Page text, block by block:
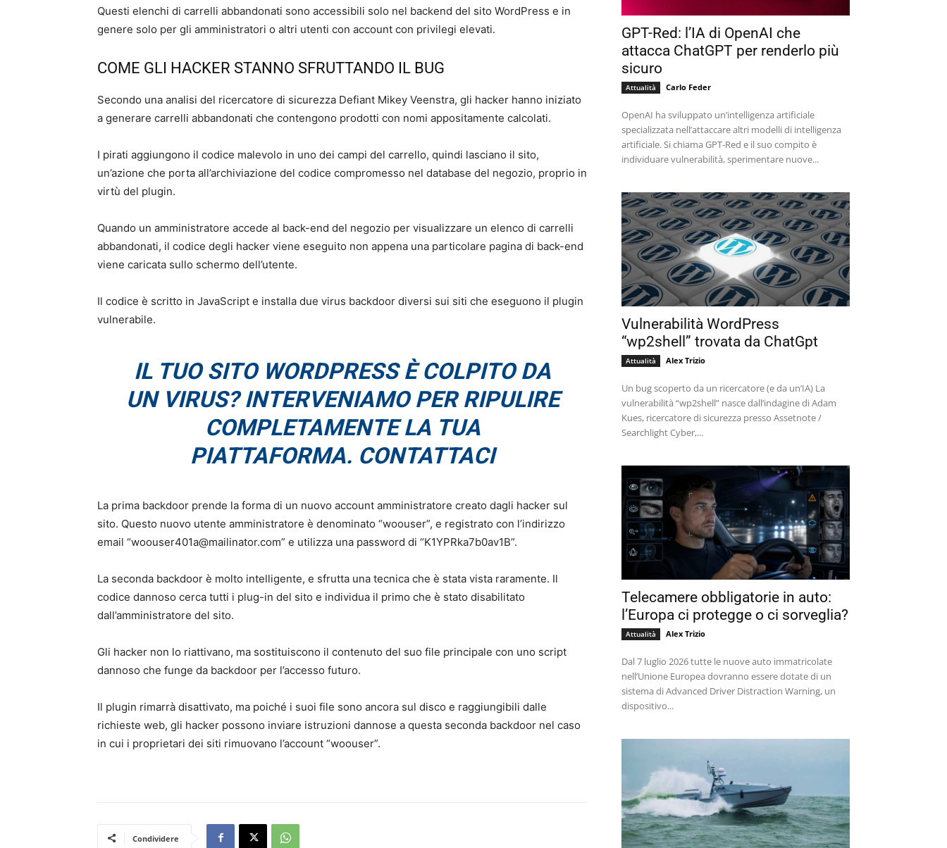
Questi elenchi di carrelli abbandonati sono accessibili solo nel backend del sito WordPress e in
genere solo per gli amministratori o altri utenti con account con privilegi elevati.
COME GLI HACKER STANNO SFRUTTANDO IL BUG
Secondo una analisi del ricercatore di sicurezza Defiant Mikey Veenstra, gli hacker hanno iniziato
a generare carrelli abbandonati che contengono prodotti con nomi appositamente calcolati.
I pirati aggiungono il codice malevolo in uno dei campi del carrello, quindi lasciano il sito,
un’azione che porta all’archiviazione del codice compromesso nel database del negozio, proprio in
virtù del plugin.
Quando un amministratore accede al back-end del negozio per visualizzare un elenco di carrelli
abbandonati, il codice degli hacker viene eseguito non appena una particolare pagina di back-end
viene caricata sullo schermo dell’utente.
Il codice è scritto in JavaScript e installa due virus backdoor diversi sui siti che eseguono il plugin
vulnerabile.
IL TUO SITO WORDPRESS È COLPITO DA
UN VIRUS? INTERVENIAMO PER RIPULIRE
COMPLETAMENTE LA TUA
PIATTAFORMA. CONTATTACI
La prima backdoor prende la forma di un nuovo account amministratore creato dagli hacker sul
sito. Questo nuovo utente amministratore è denominato “woouser”, e registrato con l’indirizzo
email “woouser401a@mailinator.com” e utilizza una password di “K1YPRka7b0av1B”.
La seconda backdoor è molto intelligente, e sfrutta una tecnica che è stata vista raramente. Il
codice dannoso cerca tutti i plug-in del sito e individua il primo che è stato disabilitato
dall’amministratore del sito.
Gli hacker non lo riattivano, ma sostituiscono il contenuto del suo file principale con uno script
dannoso che funge da backdoor per l’accesso futuro.
Il plugin rimarrà disattivato, ma poiché i suoi file sono ancora sul disco e raggiungibili dalle
richieste web, gli hacker possono inviare istruzioni dannose a questa seconda backdoor nel caso
in cui i proprietari dei siti rimuovano l’account “woouser”.
Condividere
GPT-Red: l’IA di OpenAI che
attacca ChatGPT per renderlo più
sicuro
Attualità Carlo Feder
OpenAI ha sviluppato un’intelligenza artificiale
specializzata nell’attaccare altri modelli di intelligenza
artificiale. Si chiama GPT-Red e il suo compito è
individuare vulnerabilità, sperimentare nuove...
Vulnerabilità WordPress
“wp2shell” trovata da ChatGpt
Attualità Alex Trizio
Un bug scoperto da un ricercatore (e da un’IA) La
vulnerabilità “wp2shell” nasce dall’indagine di Adam
Kues, ricercatore di sicurezza presso Assetnote /
Searchlight Cyber,...
Telecamere obbligatorie in auto:
l’Europa ci protegge o ci sorveglia?
Attualità Alex Trizio
Dal 7 luglio 2026 tutte le nuove auto immatricolate
nell’Unione Europea dovranno essere dotate di un
sistema di Advanced Driver Distraction Warning, un
dispositivo...